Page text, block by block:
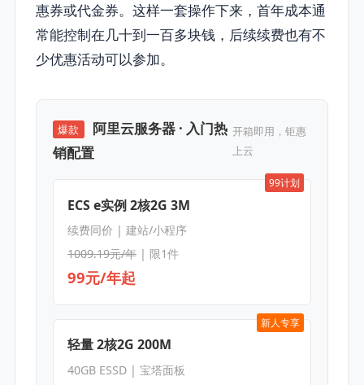
惠券或代金券。这样一套操作下来，首年成本通
常能控制在几十到一百多块钱，后续续费也有不
少优惠活动可以参加。
爆款
阿里云服务器 · 入门热
销配置
开箱即用，钜惠
上云
99计划
ECS e实例 2核2G 3M
续费同价 | 建站/小程序
1009.19元/年| 限1件
99元/年起
新人专享
轻量 2核2G 200M
40GB ESSD | 宝塔面板